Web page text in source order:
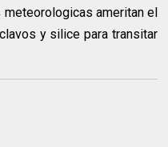
ameritan el
y silice para transitar